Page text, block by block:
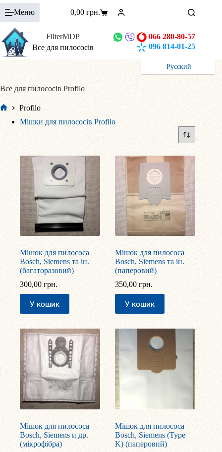
Перейти
до
вмісту
Меню Кошик
0,00грн.
FilterMDP
Все для пилососів
066 280-80-57
096 814-01-25
Русский
Все для пилососів Profilo
Головна
Profilo
Мішки для пилососів Profilo
Мішок для пилососа
Bosch, Siemens та ін.
(багаторазовий)
300,00 грн.
У кошик
Мішок для пилососа
Bosch, Siemens та ін.
(паперовий)
350,00грн.
У кошик
Мішок для пилососа
Bosch, Siemens и др.
(мікрофібра)
Мішок для пилососа
Bosch, Siemens (Type
K) (паперовий)